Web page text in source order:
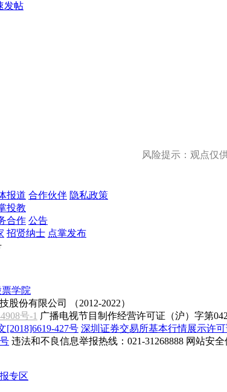
发帖
风险提示：观点仅
报道 合作伙伴 隐私政策
投教
合作 公告
招贤纳士 点掌发布
票学院
股份有限公司 （2012-2022）
号-1 广播电视节目制作经营许可证（沪）字第
[2018]6619-427号 深圳证券交易所基本行情展示许可
违法和不良信息举报热线：021-31268888 网站安全
专区